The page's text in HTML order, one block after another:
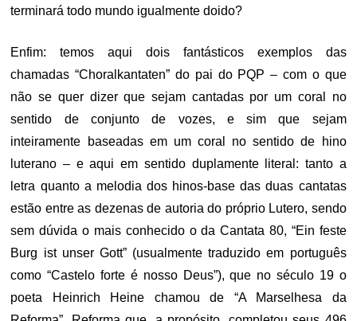
terminará todo mundo igualmente doido?
Enfim: temos aqui dois fantásticos exemplos das
chamadas “Choralkantaten” do pai do PQP – com o que
não se quer dizer que sejam cantadas por um coral no
sentido de conjunto de vozes, e sim que sejam
inteiramente baseadas em um coral no sentido de hino
luterano – e aqui em sentido duplamente literal: tanto a
letra quanto a melodia dos hinos-base das duas cantatas
estão entre as dezenas de autoria do próprio Lutero, sendo
sem dúvida o mais conhecido o da Cantata 80, “Ein feste
Burg ist unser Gott” (usualmente traduzido em português
como “Castelo forte é nosso Deus”), que no século 19 o
poeta Heinrich Heine chamou de “A Marselhesa da